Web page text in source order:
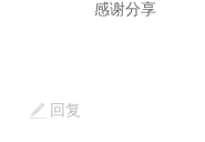
感谢分享
回复